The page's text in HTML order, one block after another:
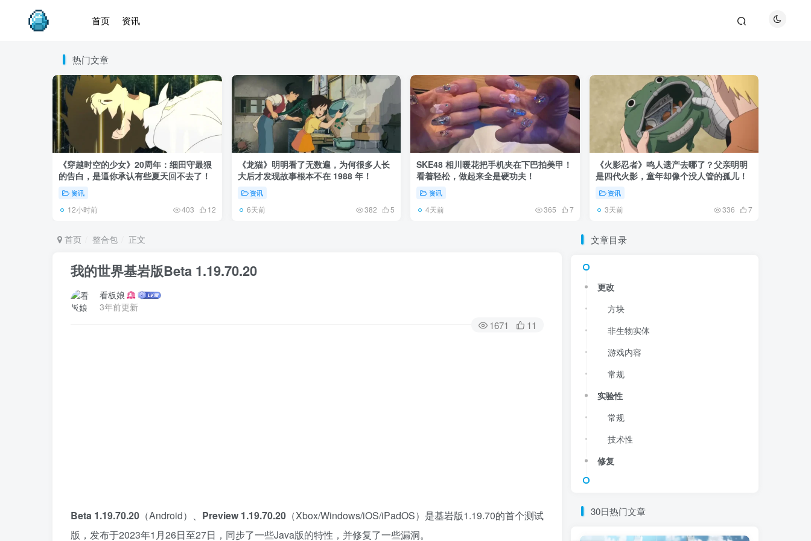
首页 资讯
热门文章
《穿越时空的少女》20周年：细田守最狠
的告白，是逼你承认有些夏天回不去了！
资讯
12小时前 403 12
《龙猫》明明看了无数遍，为何很多人长
大后才发现故事根本不在 1988 年！
资讯
6天前 382 5
SKE48 相川暖花把手机夹在下巴拍美甲！
看着轻松，做起来全是硬功夫！
资讯
4天前 365 7
《火影忍者》鸣人遗产去哪了？父亲明明
是四代火影，童年却像个没人管的孤儿！
资讯
3天前 336 7
首页 整合包 正文
我的世界基岩版Beta 1.19.70.20
看板娘
3年前更新
1671 11
Beta 1.19.70.20 （Android）、 Preview 1.19.70.20 （Xbox/Windows/iOS/iPadOS）是基岩版1.19.70的首个测试
版，发布于2023年1月26日至27日 ，同步了一些Java版的特性，并修复了一些漏洞。
文章目录
更改
方块
非生物实体
游戏内容
常规
实验性
常规
技术性
修复
30日热门文章